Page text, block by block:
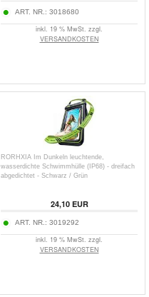
ART. NR.: 3018680
inkl. 19 % MwSt. zzgl.
VERSANDKOSTEN
RORHXIA Im Dunkeln leuchtende,
wasserdichte Schwimmhülle (IP68) - dreifach
abgedichtet - Schwarz / Grün
24,10EUR
ART. NR.: 3019292
inkl. 19 % MwSt. zzgl.
VERSANDKOSTEN